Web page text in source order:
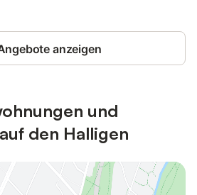
anzeigen
und
den Halligen